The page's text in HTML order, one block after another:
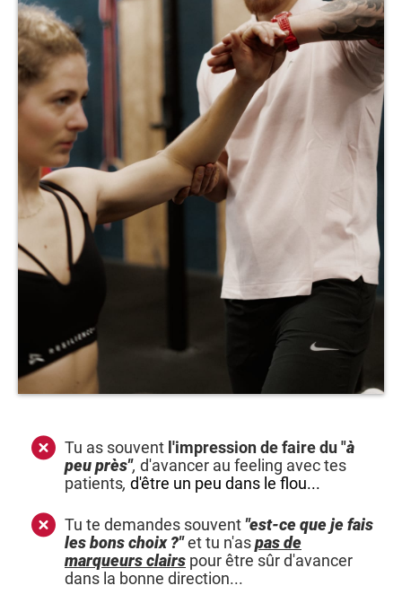
Tu as souvent l'impression de faire du "à
peu près", d'avancer au feeling avec tes
patients, d'être un peu dans le flou...
Tu te demandes souvent"est-ce que je fais
les bons choix ?"et tu n'aspas de
marqueurs clairs pour être sûr d'avancer
dans la bonne direction...